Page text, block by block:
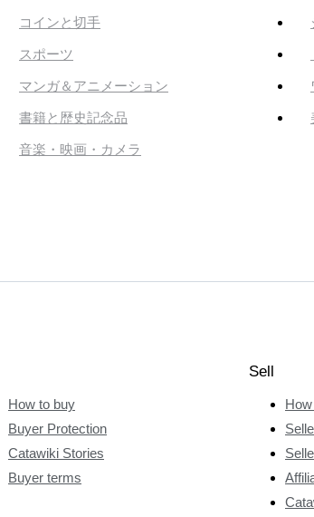
コインと切手
スポーツ
マンガ＆アニメーション
書籍と歴史記念品
音楽・映画・カメラ
How to buy
Buyer Protection
Catawiki Stories
Buyer terms
Sell